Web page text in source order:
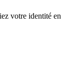
votre identité en